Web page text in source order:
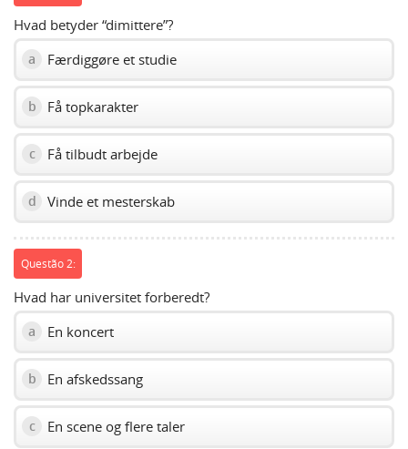
Hvad betyder “dimittere”?
a Færdiggøre et studie
b Få topkarakter
c Få tilbudt arbejde
d Vinde et mesterskab
Questão 2:
Hvad har universitet forberedt?
a En koncert
b En afskedssang
c En scene og flere taler